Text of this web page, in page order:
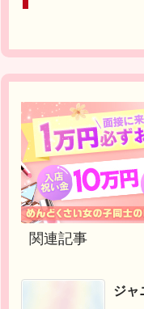
関連記事
ジャ